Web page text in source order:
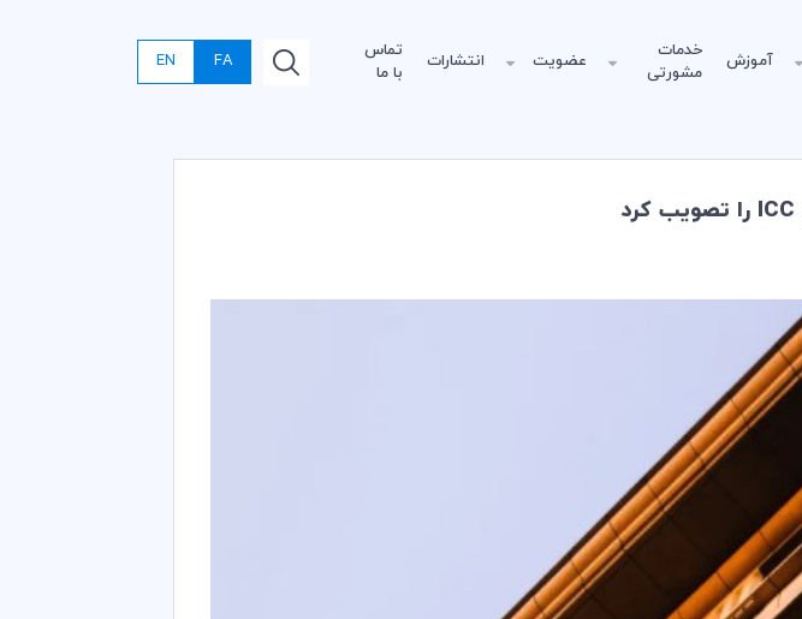
آموزش
خدمات
مشورتی
عضویت انتشارات
تماس
با ما
FA
EN